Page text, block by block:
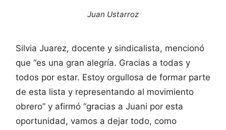
Juan Ustarroz
Silvia Juarez, docente y sindicalista, mencionó
que “es una gran alegría. Gracias a todas y
todos por estar. Estoy orgullosa de formar parte
de esta lista y representando al movimiento
obrero” y afirmó “gracias a Juani por esta
oportunidad, vamos a dejar todo, como